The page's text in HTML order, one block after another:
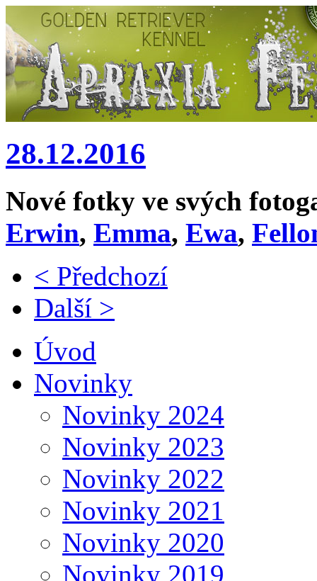
28.12.2016
Nové fotky ve svých
Erwin, Emma, Ewa,
< Předchozí
Další >
Úvod
Novinky
Novinky 2024
Novinky 2023
Novinky 2022
Novinky 2021
Novinky 2020
Novinky 2019